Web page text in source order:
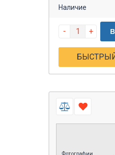
Наличие
- +